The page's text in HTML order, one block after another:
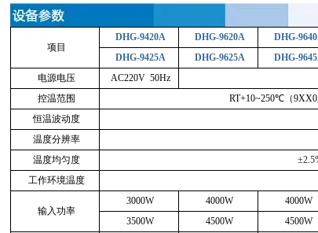
项目
DHG-9420A DHG-9620A DHG-
DHG-9425A
DHG-9625A DHG-
电源电压
AC220V 50Hz
控温范围
RT+10~250℃（
恒温波动度
温度分辨率
温度均匀度
工作环境温度
输入功率
3000W 4000W 4000W
3500W
4500W 4500W